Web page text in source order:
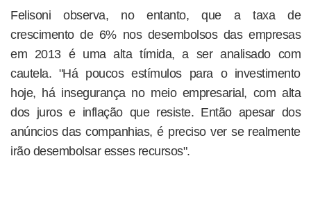
Felisoni observa, no entanto, que a taxa de
crescimento de 6% nos desembolsos das empresas
em 2013 é uma alta tímida, a ser analisado com
cautela. "Há poucos estímulos para o investimento
hoje, há insegurança no meio empresarial, com alta
dos juros e inflação que resiste. Então apesar dos
anúncios das companhias, é preciso ver se realmente
irão desembolsar esses recursos".